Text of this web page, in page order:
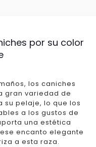
por su color
los caniches
gran variedad de
su pelaje, lo que los
a los gustos de
una estética
encanto elegante
a esta raza.